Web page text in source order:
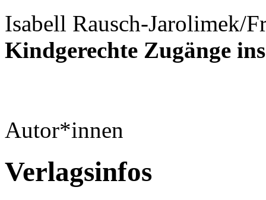
Isabell Rausch-Jarolimek/
Kindgerechte Zugänge
Autor*innen
Verlagsinfos